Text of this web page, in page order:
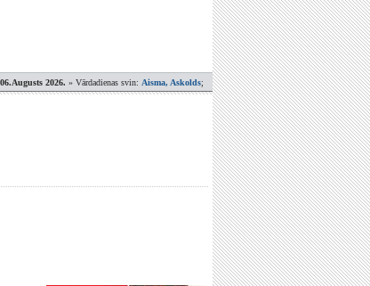
2026. » Vārdadienas svin: Aisma, Askolds;